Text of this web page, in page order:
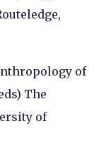
of
The
of